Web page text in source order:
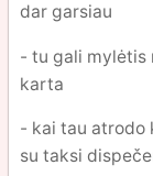
dar garsiau
- tu gali mylėtis
karta
- kai tau atrodo
su taksi